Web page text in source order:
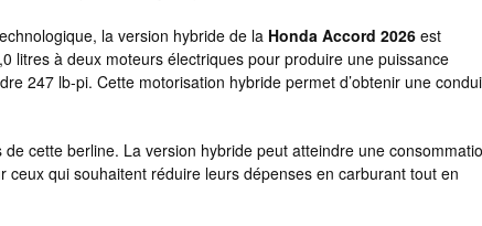
la version hybride de la Honda Accord 2026 est
litres à deux moteurs électriques pour produire une puissance
247 lb-pi. Cette motorisation hybride permet d’obtenir une
cette berline. La version hybride peut atteindre une
qui souhaitent réduire leurs dépenses en carburant tout en